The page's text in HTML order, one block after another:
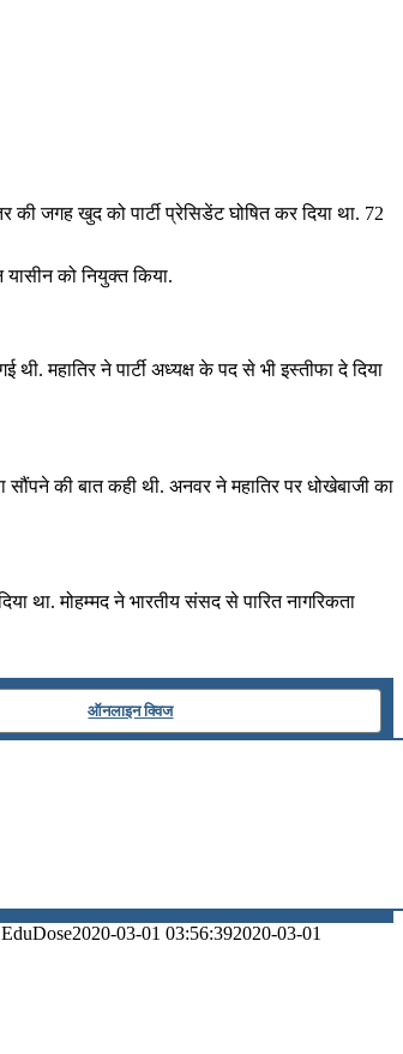
की जगह खुद को पार्टी प्रेसिडेंट घोषित कर दिया था. 72
यासीन को नियुक्त किया.
महातिर ने पार्टी अध्यक्ष के पद से भी इस्तीफा दे दिया
सौंपने की बात कही थी. अनवर ने महातिर पर धोखेबाजी का
था. मोहम्मद ने भारतीय संसद से पारित नागरिकता
ऑनलाइन क्विज
2020-03-01 03:56:392020-03-01